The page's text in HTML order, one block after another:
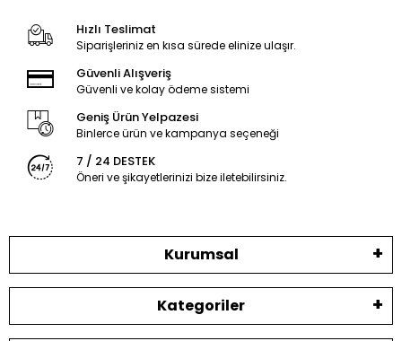
Hızlı Teslimat
Siparişleriniz en kısa sürede elinize ulaşır.
Güvenli Alışveriş
Güvenli ve kolay ödeme sistemi
Geniş Ürün Yelpazesi
Binlerce ürün ve kampanya seçeneği
7 / 24 DESTEK
Öneri ve şikayetlerinizi bize iletebilirsiniz.
Kurumsal
Kategoriler